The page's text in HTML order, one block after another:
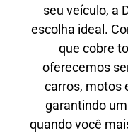
seu veículo, a
escolha ideal.
que cobre
oferecemos
carros, motos
garantindo
quando você